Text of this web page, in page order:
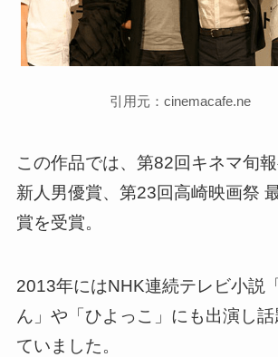
引用元：cinemacafe.ne
この作品では、第82回キネマ旬
新人男優賞、第23回高崎映画祭
賞を受賞。
2013年にはNHK連続テレビ小説
ん」や「ひよっこ」にも出演し
ていました。